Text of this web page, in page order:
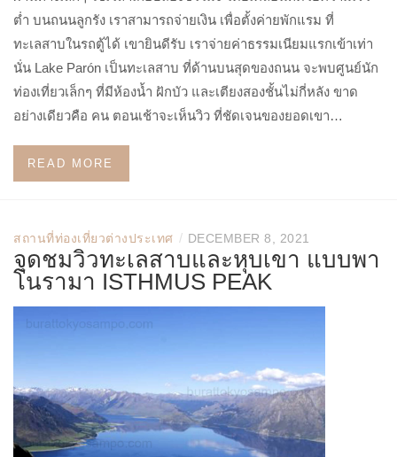
ต่ำ บนถนนลูกรัง เราสามารถจ่ายเงิน เพื่อตั้งค่ายพักแรม ที่
ทะเลสาบในรถตู้ได้ เขายินดีรับ เราจ่ายค่าธรรมเนียมแรกเข้าเท่า
นั่น Lake Parón เป็นทะเลสาบ ที่ด้านบนสุดของถนน จะพบศูนย์นัก
ท่องเที่ยวเล็กๆ ที่มีห้องน้ำ ฝักบัว และเตียงสองชั้นไม่กี่หลัง ขาด
อย่างเดียวคือ คน ตอนเช้าจะเห็นวิว ที่ชัดเจนของยอดเขา…
READ MORE
สถานที่ท่องเที่ยวต่างประเทศ / DECEMBER 8, 2021
จุดชมวิวทะเลสาบและหุบเขา แบบพา
โนรามา ISTHMUS PEAK